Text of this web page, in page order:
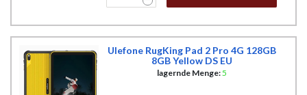
Ulefone RugKing Pad 2 Pro 4G 128GB
8GB Yellow DS EU
lagernde Menge:5